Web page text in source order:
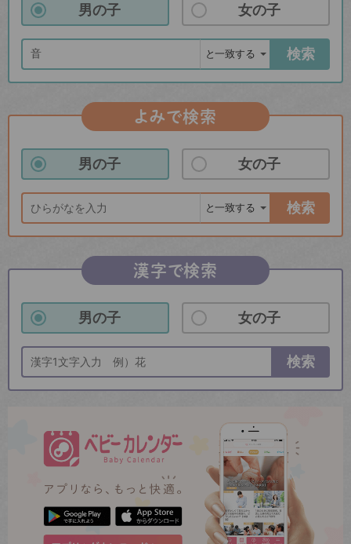
男の子 女の子
検索
よみで検索
男の子 女の子
検索
漢字で検索
男の子 女の子
検索